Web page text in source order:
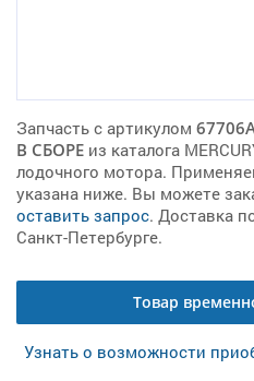
Запчасть с артикулом
В СБОРЕ из каталога
лодочного мотора.
указана ниже. Вы можете
оставить запрос. Доставка
Санкт-Петербурге.
Товар
Узнать о возможности